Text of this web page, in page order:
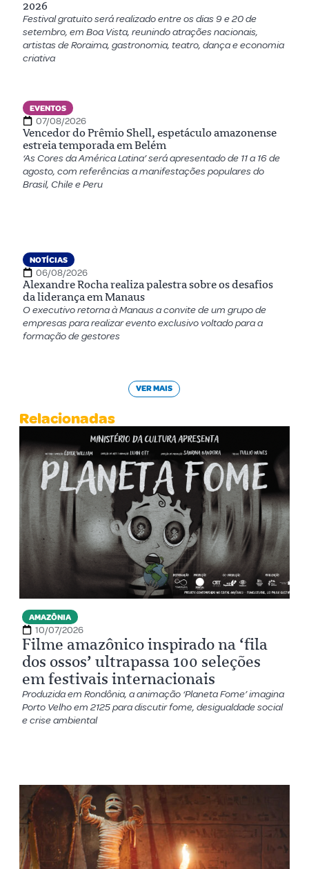
2026
Festival gratuito será realizado entre os dias 9 e 20 de
setembro, em Boa Vista, reunindo atrações nacionais,
artistas de Roraima, gastronomia, teatro, dança e economia
criativa
EVENTOS
07/08/2026
Vencedor do Prêmio Shell, espetáculo amazonense
estreia temporada em Belém
‘As Cores da América Latina’ será apresentado de 11 a 16 de
agosto, com referências a manifestações populares do
Brasil, Chile e Peru
NOTÍCIAS
06/08/2026
Alexandre Rocha realiza palestra sobre os desafios
da liderança em Manaus
O executivo retorna à Manaus a convite de um grupo de
empresas para realizar evento exclusivo voltado para a
formação de gestores
VER MAIS
Relacionadas
AMAZÔNIA
10/07/2026
Filme amazônico inspirado na ‘fila
dos ossos’ ultrapassa 100 seleções
em festivais internacionais
Produzida em Rondônia, a animação ‘Planeta Fome’ imagina
Porto Velho em 2125 para discutir fome, desigualdade social
e crise ambiental